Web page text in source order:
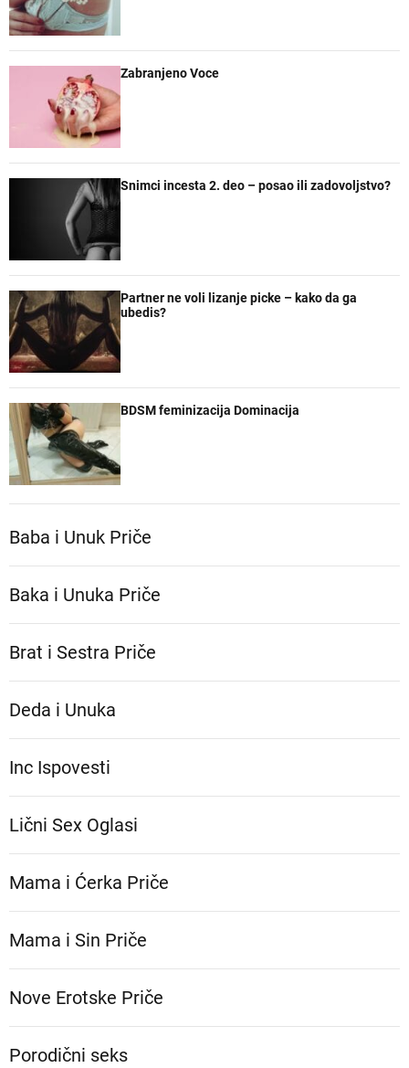
a
r
Zabranjeno Voce
Snimci incesta 2. deo – posao ili zadovoljstvo?
Partner ne voli lizanje picke – kako da ga
ubedis?
BDSM feminizacija Dominacija
Baba i Unuk Priče
Baka i Unuka Pričе
Brat i Sestra Priče
Deda i Unuka
Inc Ispovesti
Lični Sex Oglasi
Mama i Ćerka Priče
Mama i Sin Priče
Nove Erotske Priče
Porodični seks